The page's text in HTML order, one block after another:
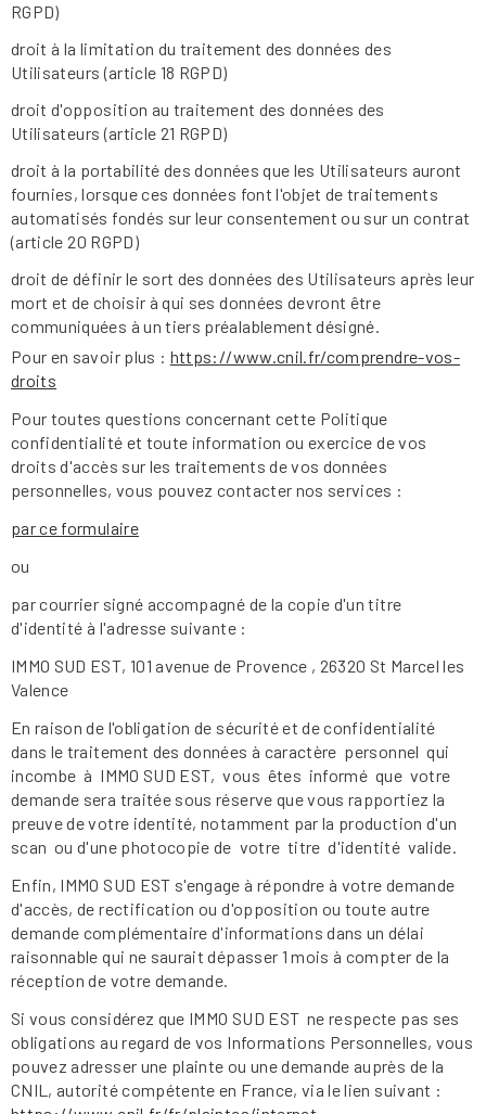
RGPD)
droit à la limitation du traitement des données des
Utilisateurs (article 18 RGPD)
droit d'opposition au traitement des données des
Utilisateurs (article 21 RGPD)
droit à la portabilité des données que les Utilisateurs auront
fournies, lorsque ces données font l'objet de traitements
automatisés fondés sur leur consentement ou sur un contrat
(article 20 RGPD)
droit de définir le sort des données des Utilisateurs après leur
mort et de choisir à qui ses données devront être
communiquées à un tiers préalablement désigné.
Pour en savoir plus : https://www.cnil.fr/comprendre-vos-
droits
Pour toutes questions concernant cette Politique
confidentialité et toute information ou exercice de vos
droits d'accès sur les traitements de vos données
personnelles, vous pouvez contacter nos services :
par ce formulaire
ou
par courrier signé accompagné de la copie d'un titre
d'identité à l'adresse suivante :
IMMO SUD EST, 101 avenue de Provence , 26320 St Marcel les
Valence
En raison de l'obligation de sécurité et de confidentialité
dans le traitement des données à caractère personnel qui
incombe à IMMO SUD EST, vous êtes informé que votre
demande sera traitée sous réserve que vous rapportiez la
preuve de votre identité, notamment par la production d'un
scan ou d'une photocopie de votre titre d'identité valide.
Enfin, IMMO SUD EST s'engage à répondre à votre demande
d'accès, de rectification ou d'opposition ou toute autre
demande complémentaire d'informations dans un délai
raisonnable qui ne saurait dépasser 1 mois à compter de la
réception de votre demande.
Si vous considérez que IMMO SUD EST ne respecte pas ses
obligations au regard de vos Informations Personnelles, vous
pouvez adresser une plainte ou une demande auprès de la
CNIL, autorité compétente en France, via le lien suivant :